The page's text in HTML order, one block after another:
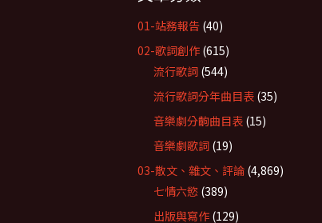
01-站務報告 (40)
02-歌詞創作 (615)
流行歌詞 (544)
流行歌詞分年曲目表 (35)
音樂劇分齣曲目表 (15)
音樂劇歌詞 (19)
03-散文、雜文、評論 (4,869)
七情六慾 (389)
出版與寫作 (129)